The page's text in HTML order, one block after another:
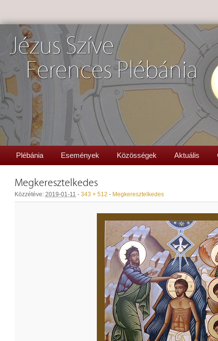
Jézus Szíve
Ferences Plébánia
Plébánia Események Közösségek Aktuális
Megkeresztelkedes
Közzétéve: 2019-01-11 - 343 × 512 - Megkeresztelkedes